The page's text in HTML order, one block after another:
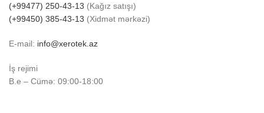
(+99477) 250-43-13 (Kağız satışı)
(+99450) 385-43-13 (Xidmət mərkəzi)
E-mail: info@xerotek.az
İş rejimi
B.e – Cümə: 09:00-18:00